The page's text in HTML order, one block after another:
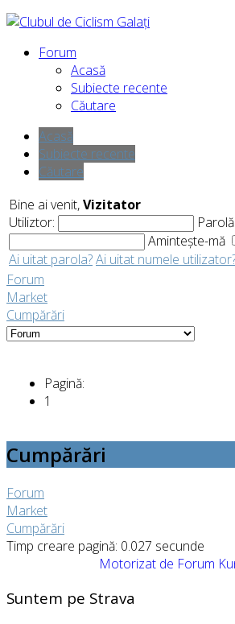
Forum
Acasă
Subiecte recente
Căutare
Acasă
Subiecte recente
Căutare
Bine ai venit,Vizitator
Utiliztor:
Parolă
Amintește-mă
Ai uitat parola?Ai uitat numele
Forum
Market
Cumpărări
Pagină:
1
Cumpărări
Forum
Market
Cumpărări
Timp creare pagină: 0.027 secunde
Motorizat de Forum
Suntem pe Strava